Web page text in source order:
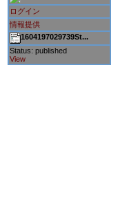
ログイン
情報提供
1604197029739St...
Status: published
View